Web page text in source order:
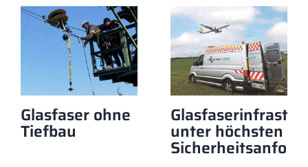
Glasfaser ohne
Tiefbau unter höchsten